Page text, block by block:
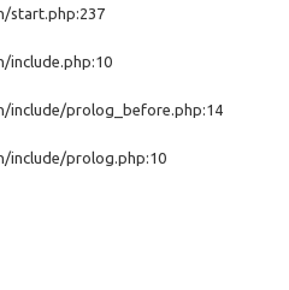
start.php:237
include.php:10
include/prolog_before.php:14
include/prolog.php:10